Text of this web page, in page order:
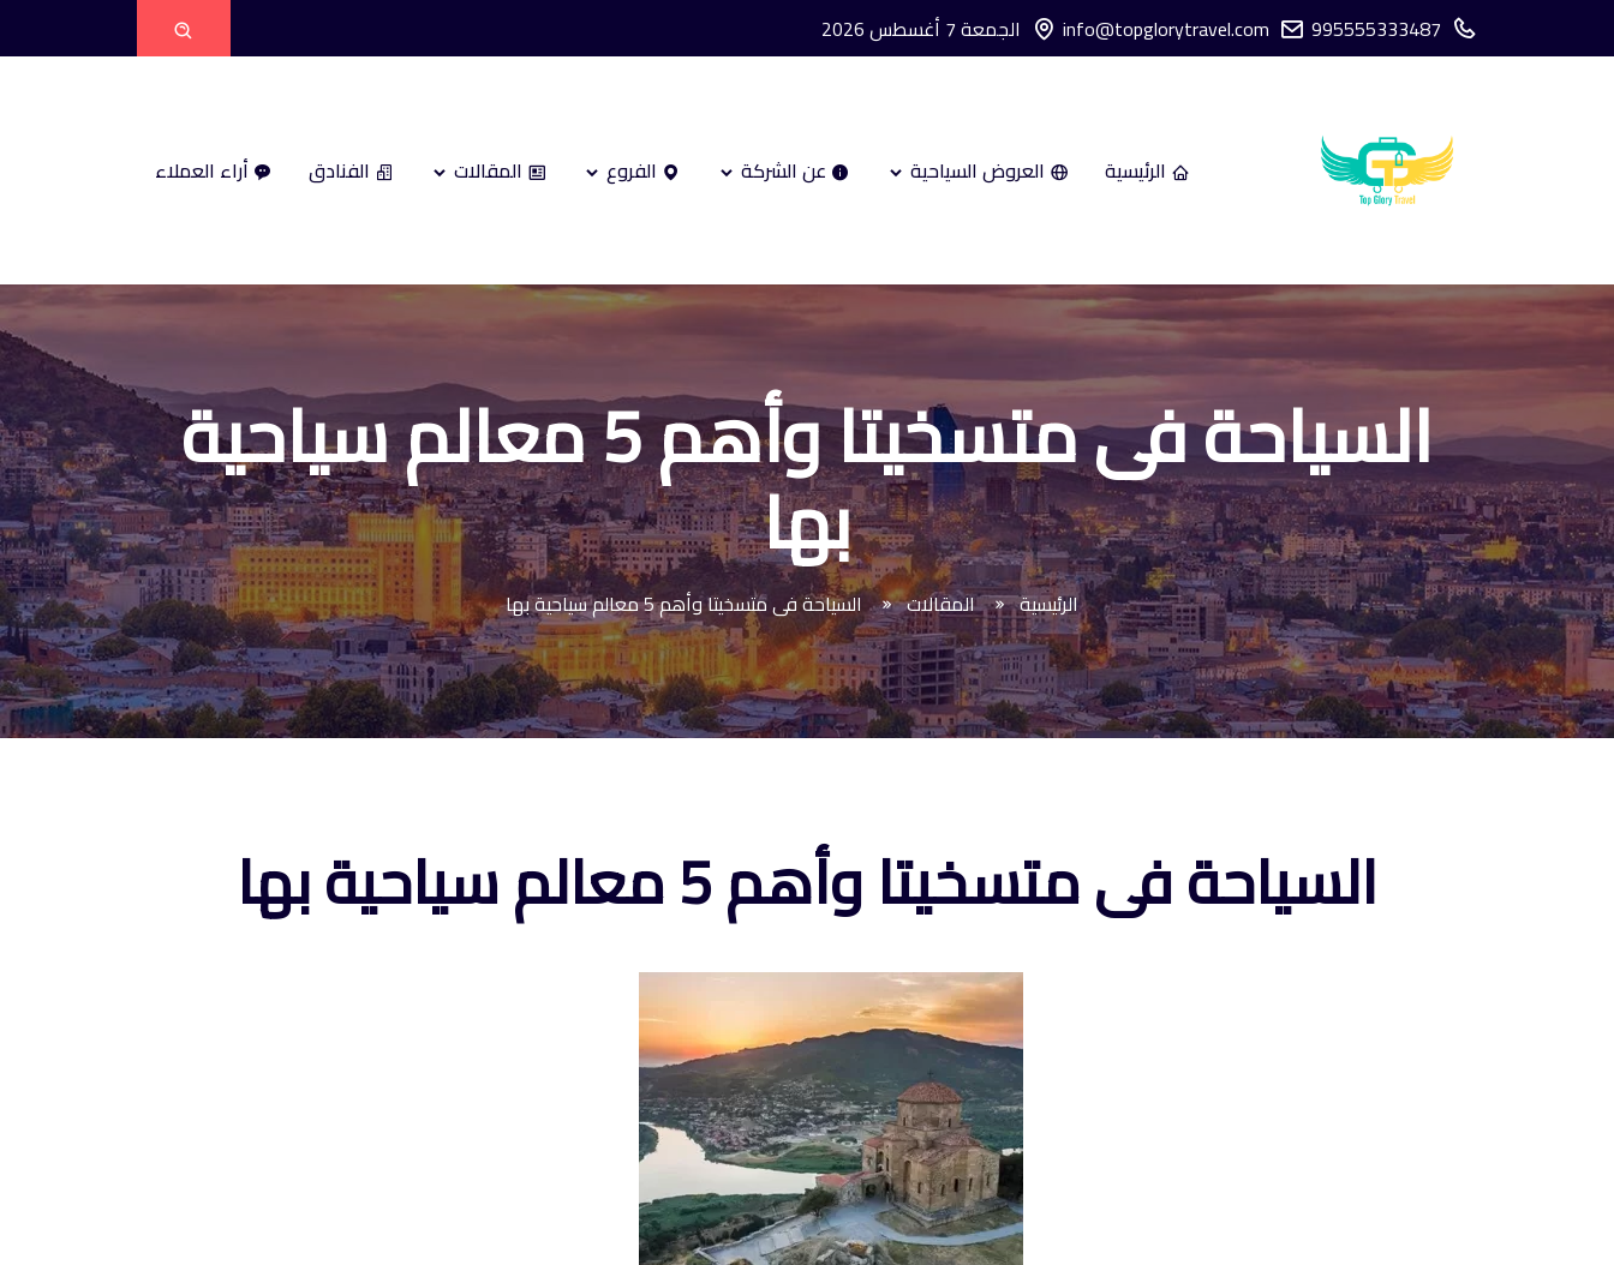
995555333487
info@topglorytravel.com الجمعة 7 أغسطس 2026
الرئيسية العروض السياحية عن الشركة الفروع المقالات الفنادق أراء العملاء
السياحة فى متسخيتا وأهم 5 معالم سياحية
بها
الرئيسية المقالات السياحة فى متسخيتا وأهم 5 معالم سياحية بها
السياحة فى متسخيتا وأهم 5 معالم سياحية بها